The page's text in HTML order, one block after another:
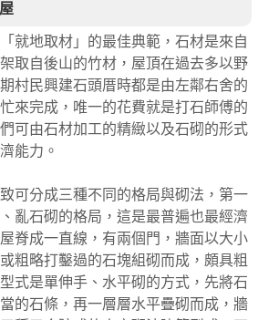
就地取材」的最佳典範，石材是來自
取自後山的竹材，屋頂在過去多以野
村民興建石頭厝時都是由左鄰右舍的
來完成，唯一的花費就是打石師傅的
可由石材加工的精緻以及石砌的形式
能力。
可分成三種不同的格局與砌法，第一
亂石砌的格局，這是最普遍也最經濟
脊成一直線，有兩個門，牆面以大小
粗略打鑿過的石塊組砌而成，頗具粗
式是單伸手、水平砌的方式，先將石
的石條，再一層層水平疊砌而成，牆